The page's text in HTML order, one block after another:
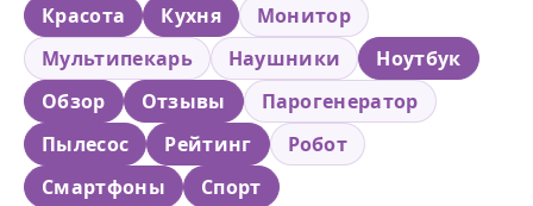
Красота
Кухня
Монитор
Мультипекарь
Наушники
Ноутбук
Обзор
Отзывы
Парогенератор
Пылесос
Рейтинг
Робот
Смартфоны
Спорт